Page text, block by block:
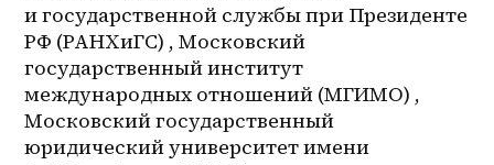
и государственной службы при Президенте
РФ (РАНХиГС) , Московский
государственный институт
международных отношений (МГИМО) ,
Московский государственный
юридический университет имени